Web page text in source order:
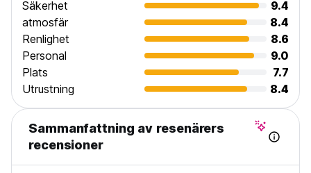
Säkerhet
9.4
atmosfär
8.4
Renlighet
8.6
Personal
9.0
Plats
7.7
Utrustning
8.4
Sammanfattning av resenärers
recensioner